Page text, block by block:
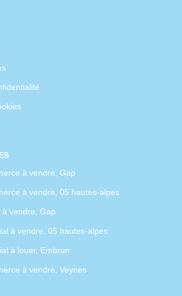
à vendre, Gap
à vendre, 05 hautes-alpes
à vendre, Gap
à vendre, 05 hautes-alpes
à louer, Embrun
à vendre, Veynes